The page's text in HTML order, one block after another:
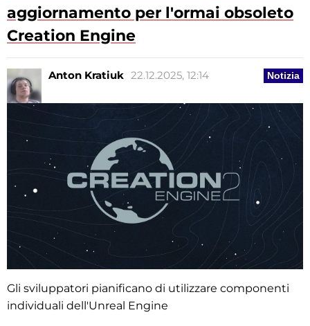
aggiornamento per l'ormai obsoleto
Creation Engine
Notizia
Anton Kratiuk 22.12.2025, 12:14
Gli sviluppatori pianificano di utilizzare componenti
individuali dell'Unreal Engine